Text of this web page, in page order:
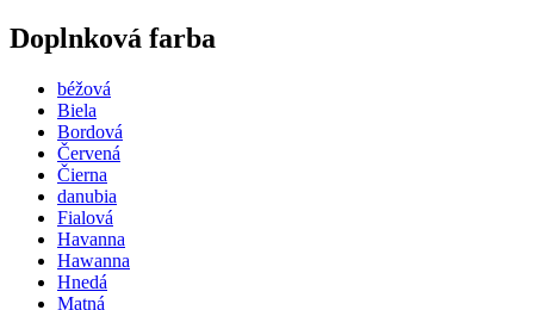
Doplnková farba
béžová
Biela
Bordová
Červená
Čierna
danubia
Fialová
Havanna
Hawanna
Hnedá
Matná